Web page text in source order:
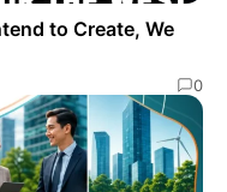
to Create, We
0